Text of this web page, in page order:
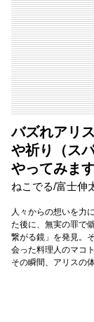
バズれアリ
や祈り（ス
やってみま
ねこでる/富士伸
人々からの想いを力
た後に、無実の罪で
繋がる鏡」を発見。
会った料理人のマコ
その瞬間、アリスの